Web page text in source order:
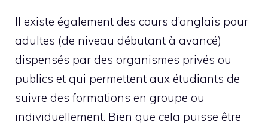
Il existe également des cours d’anglais pour
adultes (de niveau débutant à avancé)
dispensés par des organismes privés ou
publics et qui permettent aux étudiants de
suivre des formations en groupe ou
individuellement. Bien que cela puisse être